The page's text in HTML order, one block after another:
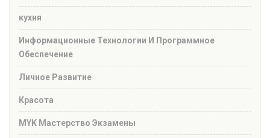
кухня
Информационные Технологии И Программное
Обеспечение
Личное Развитие
Красота
MYK Мастерство Экзамены